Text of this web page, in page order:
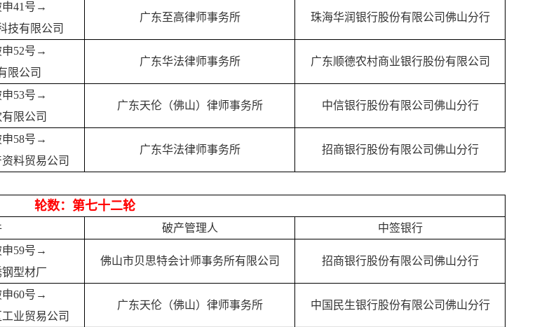
申41号→
技有限公司
广东至高律师事务所 珠海华润银行股份有限公司佛山分行
申52号→
限公司
广东华法律师事务所 广东顺德农村商业银行股份有限公司
申53号→
限公司
广东天伦（佛山）律师事务所 中信银行股份有限公司佛山分行
申58号→
料贸易公司
广东华法律师事务所 招商银行股份有限公司佛山分行
轮数：第七十二轮
破产管理人 中签银行
申59号→
型材厂
佛山市贝思特会计师事务所有限公司 招商银行股份有限公司佛山分行
申60号→
业贸易公司
广东天伦（佛山）律师事务所 中国民生银行股份有限公司佛山分行